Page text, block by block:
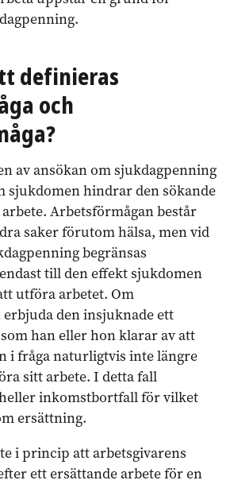
definieras
och
av ansökan om sjukdagpenning
sjukdomen hindrar den sökande
Arbetsförmågan består
saker förutom hälsa, men vid
begränsas
till den effekt sjukdomen
utföra arbetet. Om
den insjuknade ett
han eller hon klarar av att
i fråga naturligtvis inte längre
sitt arbete. I detta fall
inkomstbortfall för vilket
ersättning.
i princip att arbetsgivarens
ett ersättande arbete för en